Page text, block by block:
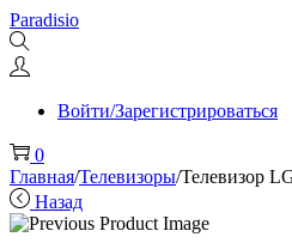
Перейти
к
навигации
Перейти
к
содержимому
Paradisio
Войти/Зарегистрироваться
0
Главная/Телевизоры/Телевизор
Назад